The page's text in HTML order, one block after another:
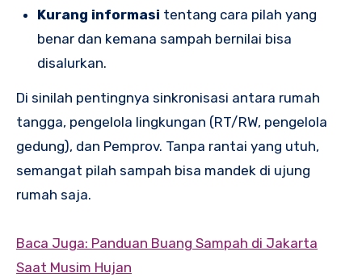
Kurang informasi tentang cara pilah yang
benar dan kemana sampah bernilai bisa
disalurkan.
Di sinilah pentingnya sinkronisasi antara rumah
tangga, pengelola lingkungan (RT/RW, pengelola
gedung), dan Pemprov. Tanpa rantai yang utuh,
semangat pilah sampah bisa mandek di ujung
rumah saja.
Baca Juga: Panduan Buang Sampah di Jakarta
Saat Musim Hujan